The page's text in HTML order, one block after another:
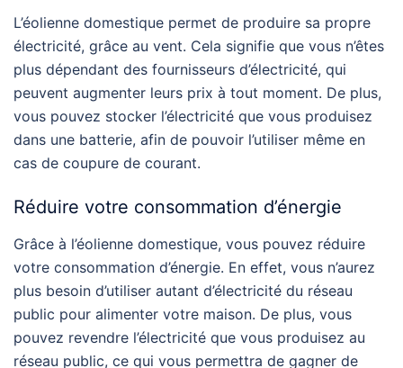
L’éolienne domestique permet de produire sa propre
électricité, grâce au vent. Cela signifie que vous n’êtes
plus dépendant des fournisseurs d’électricité, qui
peuvent augmenter leurs prix à tout moment. De plus,
vous pouvez stocker l’électricité que vous produisez
dans une batterie, afin de pouvoir l’utiliser même en
cas de coupure de courant.
Réduire votre consommation d’énergie
Grâce à l’éolienne domestique, vous pouvez réduire
votre consommation d’énergie. En effet, vous n’aurez
plus besoin d’utiliser autant d’électricité du réseau
public pour alimenter votre maison. De plus, vous
pouvez revendre l’électricité que vous produisez au
réseau public, ce qui vous permettra de gagner de